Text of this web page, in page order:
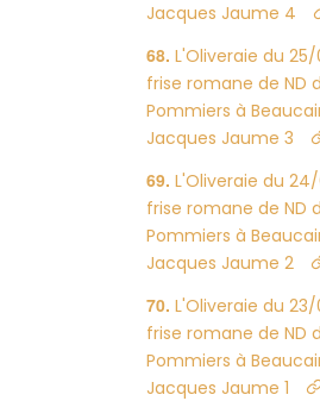
Jacques Jaume 4
L'Oliveraie du
frise romane de ND
Pommiers à
Jacques Jaume 3
L'Oliveraie du
frise romane de ND
Pommiers à
Jacques Jaume 2
L'Oliveraie du
frise romane de ND
Pommiers à
Jacques Jaume 1